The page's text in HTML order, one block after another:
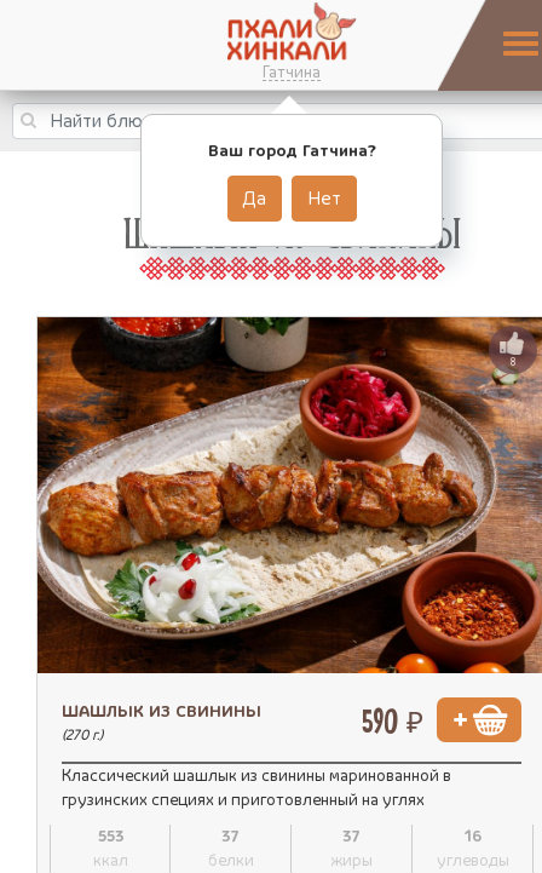
Гатчина
Ваш город Гатчина?
Да Нет
ШАШЛЫК ИЗ СВИНИНЫ
8
ШАШЛЫК ИЗ СВИНИНЫ
(270 г.) 590 ₽
Классический шашлык из свинины маринованной в
грузинских специях и приготовленный на углях
553
ккал
37
белки
37
жиры
16
углеводы